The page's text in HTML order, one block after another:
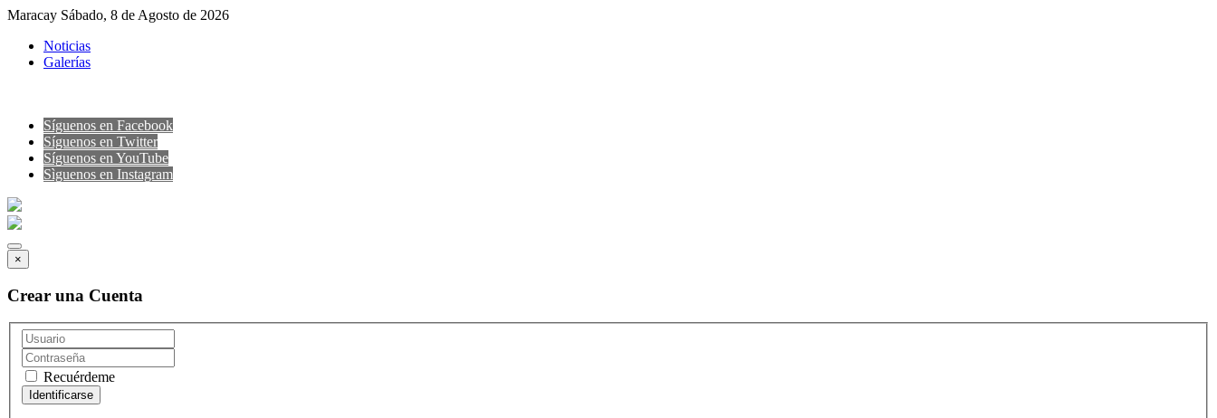
Maracay Sábado, 8 de Agosto de 2026
Noticias
Galerías
Síguenos en Facebook
Síguenos en Twitter
Síguenos en YouTube
Sìguenos en Instagram
×
Crear una Cuenta
Recuérdeme